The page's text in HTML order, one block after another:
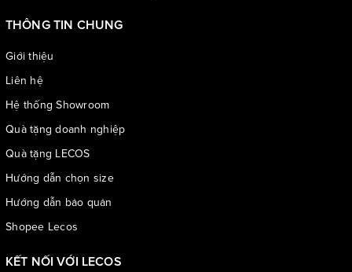
THÔNG TIN CHUNG
Giới thiệu
Liên hệ
Hệ thống Showroom
Quà tặng doanh nghiệp
Quà tặng LECOS
Hướng dẫn chọn size
Hướng dẫn bảo quản
Shopee Lecos
KẾT NỐI VỚI LECOS